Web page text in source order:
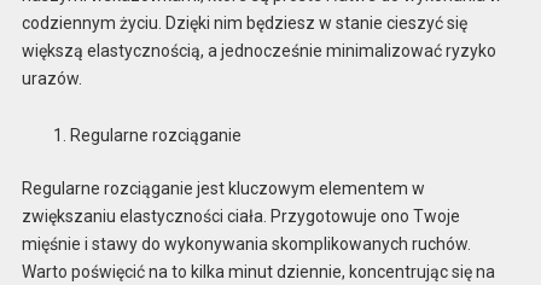
codziennym życiu. Dzięki nim będziesz w stanie cieszyć się
większą elastycznością, a jednocześnie minimalizować ryzyko
urazów.
Regularne rozciąganie
Regularne rozciąganie jest kluczowym elementem w
zwiększaniu elastyczności ciała. Przygotowuje ono Twoje
mięśnie i stawy do wykonywania skomplikowanych ruchów.
Warto poświęcić na to kilka minut dziennie, koncentrując się na